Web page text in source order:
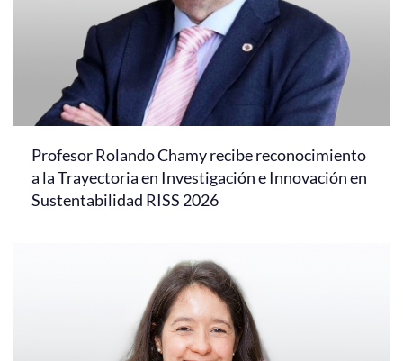
Profesor Rolando Chamy recibe reconocimiento
a la Trayectoria en Investigación e Innovación en
Sustentabilidad RISS 2026